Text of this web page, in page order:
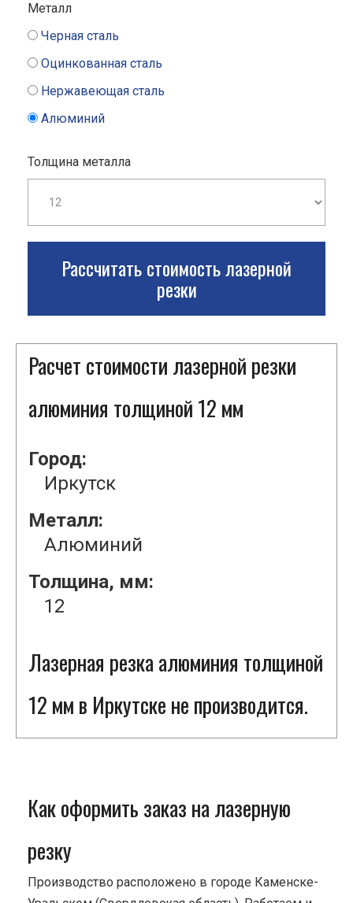
Металл
Черная сталь
Оцинкованная сталь
Нержавеющая сталь
Алюминий
Толщина металла
Рассчитать стоимость лазерной
резки
Расчет стоимости лазерной резки
алюминия толщиной 12 мм
Город:
Иркутск
Металл:
Алюминий
Толщина, мм:
12
Лазерная резка алюминия толщиной
12 мм в Иркутске не производится.
Как оформить заказ на лазерную
резку
Производство расположено в городе Каменске-